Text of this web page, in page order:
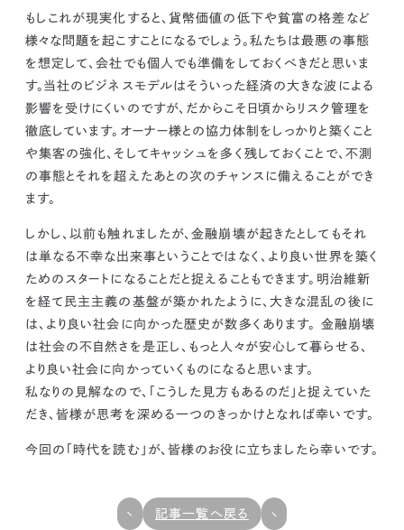
もしこれが現実化すると、貨幣価値の低下や貧富の格差など
様々な問題を起こすことになるでしょう。 私たちは最悪の事態
を想定して、会社でも個人でも準備をしておくべきだと思いま
す。 当社のビジネスモデルはそういった経済の大きな波による
影響を受けにくいのですが、だからこそ日頃からリスク管理を
徹底しています。オーナー様との協力体制をしっかりと築くこと
や集客の強化、そしてキャッシュを多く残しておくことで、 不測
の事態とそれを超えたあとの次のチャンスに備えることができ
ます。
しかし、以前も触れましたが、金融崩壊が起きたとしてもそれ
は単なる不幸な出来事ということではなく、より良い世界を築く
ためのスタートになることだと捉えることもできます。 明治維新
を経て民主主義の基盤が築かれたように、大きな混乱の後に
は、より良い社会に向かった歴史が数多くあります。 金融崩壊
は社会の不自然さを是正し、もっと人々が安心して暮らせる、
より良い社会に向かっていくものになると思います。
私なりの見解なので、「こうした見方もあるのだ」と捉えていた
だき、皆様が思考を深める一つのきっかけとなれば幸いです。
今回の「時代を読む」が、皆様のお役に立ちましたら幸いです。
記事一覧へ戻る